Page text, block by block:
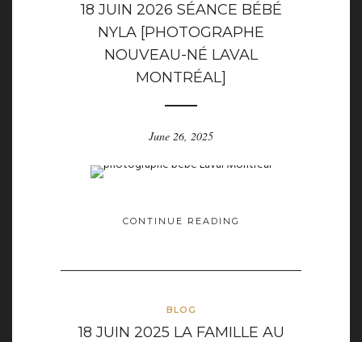
18 JUIN 2026 SÉANCE BÉBÉ
NYLA [PHOTOGRAPHE
NOUVEAU-NÉ LAVAL
MONTRÉAL]
June 26, 2025
CONTINUE READING
BLOG
18 JUIN 2025 LA FAMILLE AU